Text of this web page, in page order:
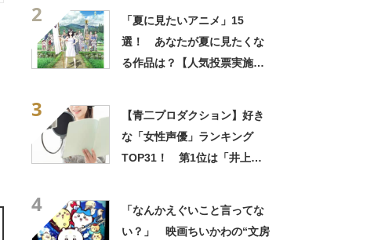
2
「夏に見たいアニメ」15
選！ あなたが夏に見たくな
る作品は？【人気投票実施
3
【青二プロダクション】好き
な「女性声優」ランキング
TOP31！ 第1位は「井上麻
4
「なんかえぐいこと言ってな
い？」 映画ちいかわの“文房